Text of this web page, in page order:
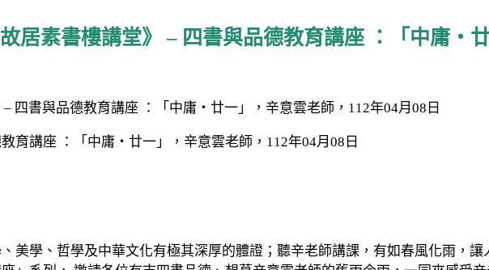
居素書樓講堂》 – 四書與品德教育講座 ：「中庸・
育講座 ：「中庸・廿一」，辛意雲老師，112年04月08日
美學、哲學及中華文化有極其深厚的體證；聽辛老師講課，有如春風化雨，